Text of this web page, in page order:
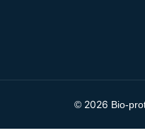
© 2026 Bio-